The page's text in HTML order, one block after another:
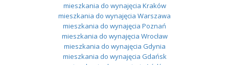
mieszkania do wynajęcia Kraków
mieszkania do wynajęcia Warszawa
mieszkania do wynajęcia Poznań
mieszkania do wynajęcia Wrocław
mieszkania do wynajęcia Gdynia
mieszkania do wynajęcia Gdańsk